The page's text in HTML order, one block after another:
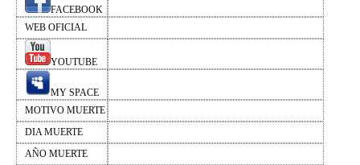
FACEBOOK
WEB OFICIAL
YOUTUBE
MY SPACE
MOTIVO MUERTE
DIA MUERTE
AÑO MUERTE